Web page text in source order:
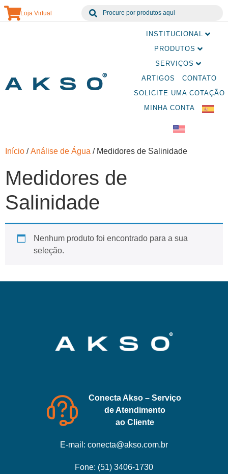
Loja Virtual
INSTITUCIONAL
PRODUTOS
SERVIÇOS
ARTIGOS
CONTATO
SOLICITE UMA COTAÇÃO
MINHA CONTA
Início /Análise de Água / Medidores de Salinidade
Medidores de
Salinidade
Nenhum produto foi encontrado para a sua
seleção.
Conecta Akso – Serviço
de Atendimento
ao Cliente
E-mail: conecta@akso.com.br
Fone: (51) 3406-1730